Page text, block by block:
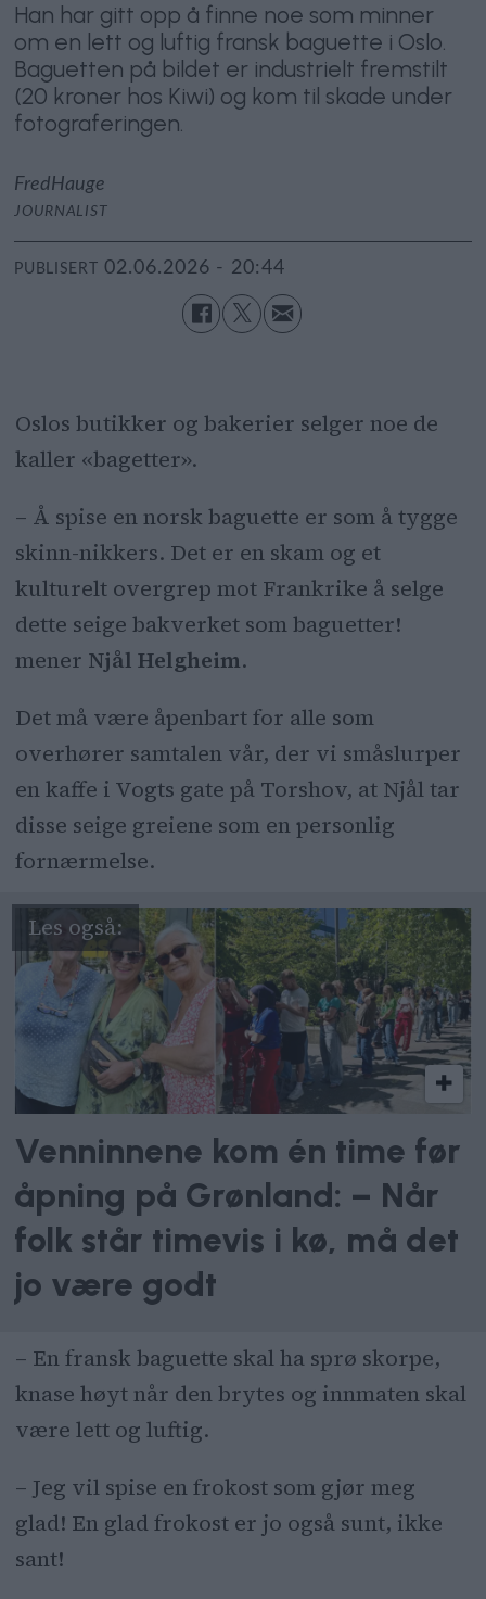
Han har gitt opp å finne noe som minner
om en lett og luftig fransk baguette i Oslo.
Baguetten på bildet er industrielt fremstilt
(20 kroner hos Kiwi) og kom til skade under
fotograferingen.
FredHauge
JOURNALIST
PUBLISERT 02.06.2026 - 20:44
Oslos butikker og bakerier selger noe de
kaller «bagetter».
– Å spise en norsk baguette er som å tygge
skinn-nikkers. Det er en skam og et
kulturelt overgrep mot Frankrike å selge
dette seige bakverket som baguetter!
mener Njål Helgheim.
Det må være åpenbart for alle som
overhører samtalen vår, der vi småslurper
en kaffe i Vogts gate på Torshov, at Njål tar
disse seige greiene som en personlig
fornærmelse.
Venninnene kom én time før
åpning på Grønland: – Når
folk står timevis i kø, må det
jo være godt
– En fransk baguette skal ha sprø skorpe,
knase høyt når den brytes og innmaten skal
være lett og luftig.
– Jeg vil spise en frokost som gjør meg
glad! En glad frokost er jo også sunt, ikke
sant!